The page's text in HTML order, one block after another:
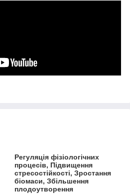
Регуляція фізіологічних
процесів, Підвищення
стресостійкості, Зростання
біомаси, Збільшення
плодоутворення